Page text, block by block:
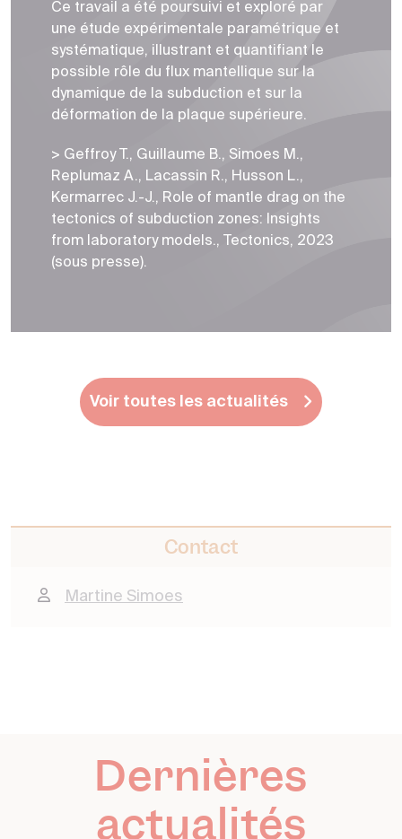
Ce travail a été poursuivi et exploré par
une étude expérimentale paramétrique et
systématique, illustrant et quantifiant le
possible rôle du flux mantellique sur la
dynamique de la subduction et sur la
déformation de la plaque supérieure.
> Geffroy T., Guillaume B., Simoes M.,
Replumaz A., Lacassin R., Husson L.,
Kermarrec J.-J., Role of mantle drag on the
tectonics of subduction zones: Insights
from laboratory models., Tectonics, 2023
(sous presse).
Voir toutes les actualités
Contact
Martine Simoes
Dernières
actualités